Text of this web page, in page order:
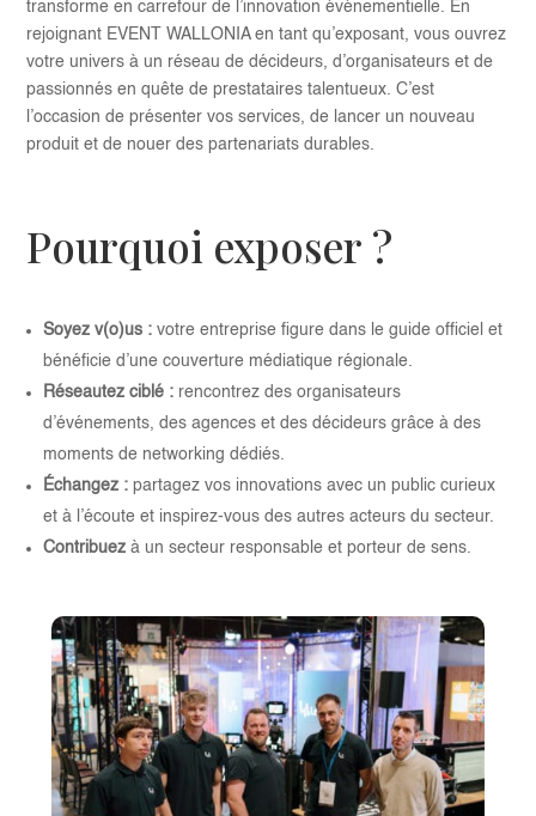
transforme en carrefour de l’innovation événementielle. En
rejoignant EVENT WALLONIA en tant qu’exposant, vous ouvrez
votre univers à un réseau de décideurs, d’organisateurs et de
passionnés en quête de prestataires talentueux. C’est
l’occasion de présenter vos services, de lancer un nouveau
produit et de nouer des partenariats durables.
Pourquoi exposer ?
Soyez v(o)us : votre entreprise figure dans le guide officiel et
bénéficie d’une couverture médiatique régionale.
Réseautez ciblé : rencontrez des organisateurs
d’événements, des agences et des décideurs grâce à des
moments de networking dédiés.
Échangez : partagez vos innovations avec un public curieux
et à l’écoute et inspirez-vous des autres acteurs du secteur.
Contribuez à un secteur responsable et porteur de sens.